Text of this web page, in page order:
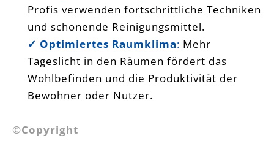
Profis verwenden fortschrittliche Techniken
und schonende Reinigungsmittel.
✓ Optimiertes Raumklima: Mehr
Tageslicht in den Räumen fördert das
Wohlbefinden und die Produktivität der
Bewohner oder Nutzer.
©Copyright